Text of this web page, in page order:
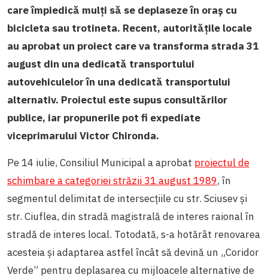
care împiedică mulți să se deplaseze în oraș cu
bicicleta sau trotineta. Recent, autoritățile locale
au aprobat un proiect care va transforma strada 31
august din una dedicată transportului
autovehiculelor în una dedicată transportului
alternativ. Proiectul este supus consultărilor
publice, iar propunerile pot fi expediate
viceprimarului Victor Chironda.
Pe 14 iulie, Consiliul Municipala aprobat proiectul de
schimbare a categoriei străzii 31 august 1989, în
segmentul delimitat de intersecțiile cu str. Sciusev și
str. Ciuflea, din stradă magistrală de interes raional în
stradă de interes local. Totodată, s-a hotărât renovarea
acesteia și adaptarea astfel încât să devină un „Coridor
Verde” pentru deplasarea cu mijloacele alternative de